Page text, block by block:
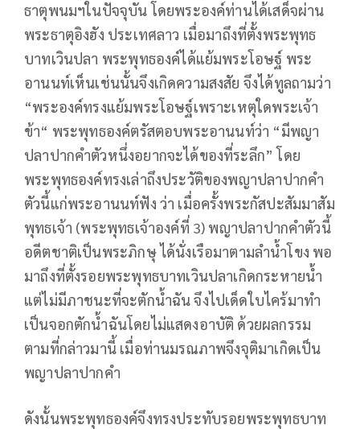
ธาตุพนมฯในปัจจุบัน โดยพระองค์ท่านได้เสด็จผ่าน
พระธาตุอิงฮัง ประเทศลาว เมื่อมาถึงที่ตั้งพระพุทธ
บาทเวินปลา พระพุทธองค์ได้แย้มพระโอษฐ์ พระ
อานนท์เห็นเช่นนั้นจึงเกิดความสงสัย จึงได้ทูลถามว่า
“พระองค์ทรงแย้มพระโอษฐ์เพราะเหตุใดพระเจ้า
ข้า“ พระพุทธองค์ตรัสตอบพระอานนท์ว่า “มีพญา
ปลาปากคำตัวหนึ่งอยากจะได้ของที่ระลึก” โดย
พระพุทธองค์ทรงเล่าถึงประวัติของพญาปลาปากคำ
ตัวนี้แก่พระอานนท์ฟัง ว่า เมื่อครั้งพระกัสปะสัมมาสัม
พุทธเจ้า (พระพุทธเจ้าองค์ที่ 3) พญาปลาปากคำตัวนี้
อดีตชาติเป็นพระภิกษุ ได้นั่งเรือมาตามลำน้ำโขง พอ
มาถึงที่ตั้งรอยพระพุทธบาทเวินปลาเกิดกระหายน้ำ
แต่ไม่มีภาชนะที่จะตักน้ำฉัน จึงไปเด็ดใบไคร้มาทำ
เป็นจอกตักน้ำฉันโดยไม่แสดงอาบัติ ด้วยผลกรรม
ตามที่กล่าวมานี้ เมื่อท่านมรณภาพจึงจุติมาเกิดเป็น
พญาปลาปากคำ
ดังนั้นพระพุทธองค์จึงทรงประทับรอยพระพุทธบาท